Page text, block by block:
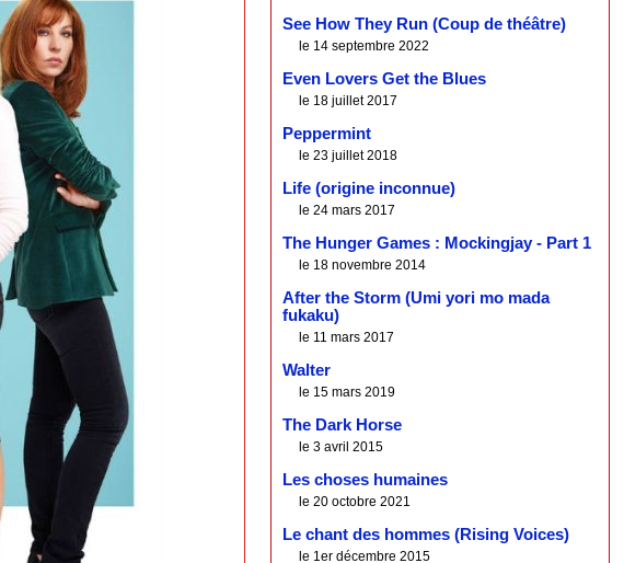
See How They Run (Coup de théâtre)
le 14 septembre 2022
Even Lovers Get the Blues
le 18 juillet 2017
Peppermint
le 23 juillet 2018
Life (origine inconnue)
le 24 mars 2017
The Hunger Games : Mockingjay - Part 1
le 18 novembre 2014
After the Storm (Umi yori mo mada
fukaku)
le 11 mars 2017
Walter
le 15 mars 2019
The Dark Horse
le 3 avril 2015
Les choses humaines
le 20 octobre 2021
Le chant des hommes (Rising Voices)
le 1er décembre 2015